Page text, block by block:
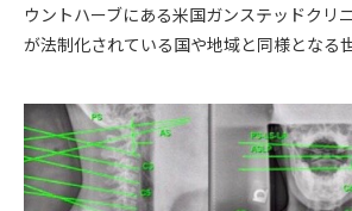
ウントハーブにある米国ガンステッドク
が法制化されている国や地域と同様となる